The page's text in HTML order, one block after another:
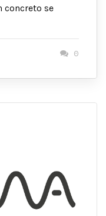
concreto se
0